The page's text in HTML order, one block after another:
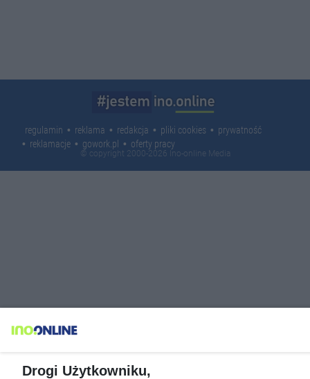
regulamin reklama redakcja pliki cookies
prywatność
reklamacje
gowork.pl oferty pracy
© copyright 2000-2026 Ino-online Media
Drogi Użytkowniku,